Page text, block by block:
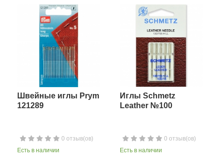
Швейные иглы Prym
121289
0 отзыв(ов)
Есть в наличии
Иглы Schmetz
Leather №100
0 отзыв(ов)
Есть в наличии